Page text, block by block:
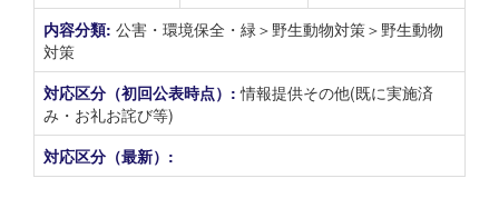
内容分類: 公害・環境保全・緑＞野生動物対策＞野生動物
対策
対応区分（初回公表時点）:情報提供その他(既に実施済
み・お礼お詫び等)
対応区分（最新）: